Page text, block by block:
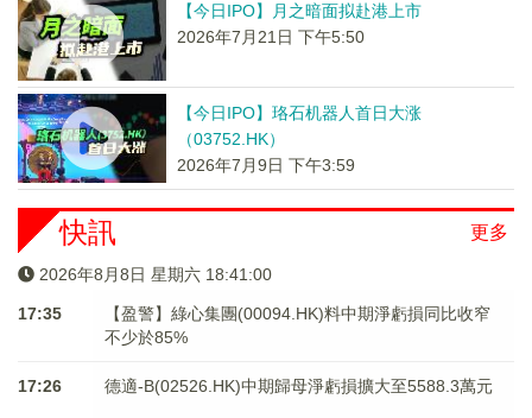
【今日IPO】月之暗面拟赴港上市
2026年7月21日 下午5:50
【今日IPO】珞石机器人首日大涨
（03752.HK）
2026年7月9日 下午3:59
更多
快訊
2026年8月8日 星期六 18:41:00
17:35
【盈警】綠心集團(00094.HK)料中期淨虧損同比收窄
不少於85%
17:26 德適-B(02526.HK)中期歸母淨虧損擴大至5588.3萬元